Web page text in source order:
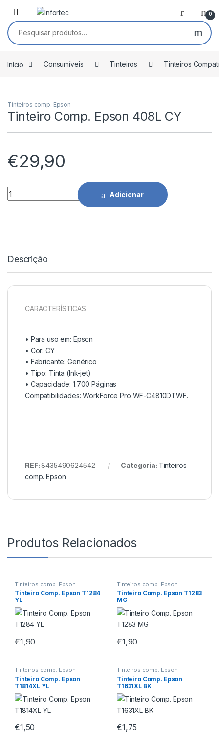
Saltar para navegação
Pular para o conteúdo
0
Pesquisar por:
Início Consumíveis Tinteiros Tinteiros
Tinteiros comp. Epson
Tinteiro Comp. Epson 408L CY
€29,90
Tinteiro Comp. Epson 408L CY quantidade
Adicionar
Descrição
CARACTERÍSTICAS
• Para uso em: Epson
• Cor: CY
• Fabricante:Genérico
• Tipo: Tinta (Ink-jet)
• Capacidade: 1.700 Páginas
Compatibilidades: WorkForce Pro WF-C4810DTWF.
REF:8435490624542 Categoria: Tinteiros
comp. Epson
Produtos Relacionados
Tinteiros comp. Epson
Tinteiro Comp. Epson T1284
YL
€1,90
Tinteiros comp. Epson
Tinteiro Comp. Epson T1283
MG
€1,90
Tinteiros comp. Epson
Tinteiro Comp. Epson
T1814XL YL
€1,50
Tinteiros comp. Epson
Tinteiro Comp. Epson
T1631XL BK
€1,75